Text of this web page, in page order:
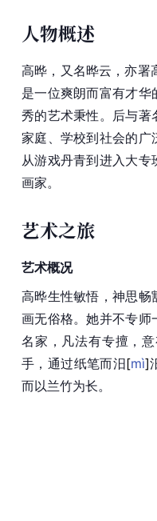
人物概述
高晔，又名晔云，亦署
是一位爽朗而富有才
秀的艺术秉性。后与著
家庭、学校到社会的广
从游戏丹青到进入大
画家。
艺术之旅
艺术概况
高晔生性敏悟，神思畅
画无俗格。她并不专师
名家，凡法有专擅，
手，通过纸笔而汨[mì]
而以兰竹为长。